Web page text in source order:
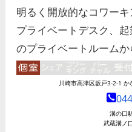
明るく開放的なコワー
プライベートデスク、
のプライベートルームか
川崎市高津区坂戸3-2-1
溝の口
武蔵溝ノ